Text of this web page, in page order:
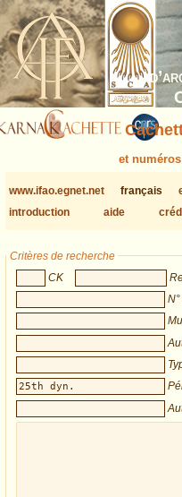
et
www.ifao.egnet.net français
introduction
aide
Critères de recherche
CK